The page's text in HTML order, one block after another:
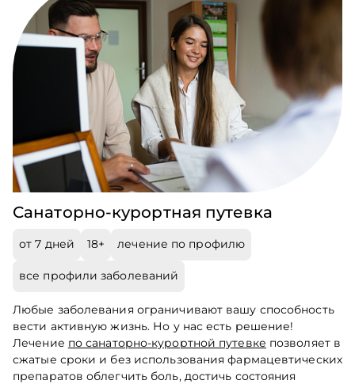
Санаторно-курортная путевка
от 7 дней 18+ лечение по профилю
все профили заболеваний
Любые заболевания ограничивают вашу способность
вести активную жизнь. Но у нас есть решение!
Лечение по санаторно-курортной путевке позволяет в
сжатые сроки и без использования фармацевтических
препаратов облегчить боль, достичь состояния